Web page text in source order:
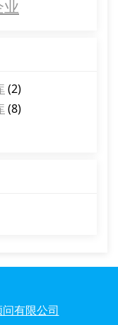
业
(2)
(8)
有限公司